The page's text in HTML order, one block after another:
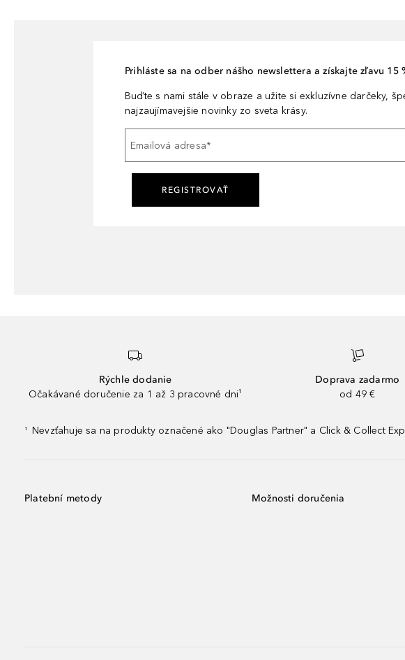
Prihláste sa na odber nášho newslettera a získajte zľavu 15
Buďte s nami stále v obraze a užite si exkluzívne darčeky,
najzaujímavejšie novinky zo sveta krásy.
Emailová adresa*
REGISTROVAŤ
Rýchle dodanie
Očakávané doručenie za 1 až 3 pracovné dni¹
Doprava zadarmo
od 49 €
¹ Nevzťahuje sa na produkty označené ako "Douglas Partner" a Click & Collect
Platební metody Možnosti doručenia